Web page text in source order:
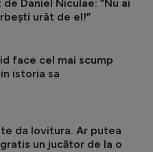
Daniel Niculae: ”Nu ai
urât de el!”
face cel mai scump
istoria sa
da lovitura. Ar putea
un jucător de la o